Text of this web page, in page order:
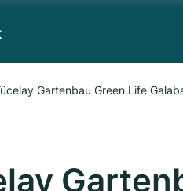
Gartenbau Green Life